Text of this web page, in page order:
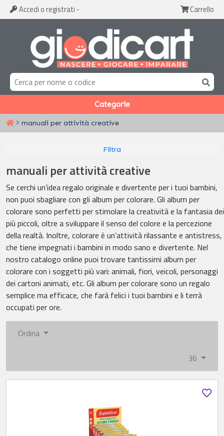
Accedi o registrati - Carrello
Categorie
manuali per attività creative
Filtra
manuali per attività creative
Se cerchi un’idea regalo originale e divertente per i tuoi bambini,
non puoi sbagliare con gli album per colorare. Gli album per
colorare sono perfetti per stimolare la creatività e la fantasia dei
più piccoli, oltre a sviluppare il senso del colore e la percezione
della realtà. Inoltre, colorare è un’attività rilassante e antistress,
che tiene impegnati i bambini in modo sano e divertente. Nel
nostro catalogo online puoi trovare tantissimi album per
colorare con i soggetti più vari: animali, fiori, veicoli, personaggi
dei cartoni animati, etc. Gli album per colorare sono un regalo
semplice ma efficace, che farà felici i tuoi bambini e li terrà
occupati per ore.
Ordina
36